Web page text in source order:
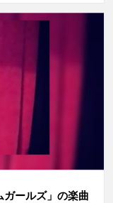
ールズ」の楽曲